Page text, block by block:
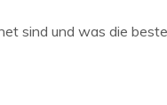
sind und was die